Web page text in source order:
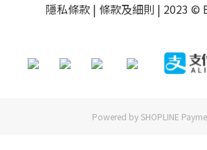
隱私條款 | 條款及細則 | 2023 ©
Powered by SHOPLINE